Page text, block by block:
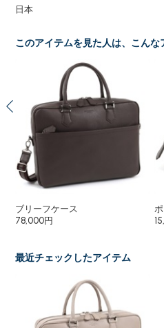
日本
このアイテムを見た人は、こん
ブリーフケース
78,000円
最近チェックしたアイテム